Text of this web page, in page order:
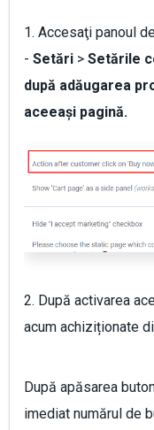
1. Accesaţi panoul
- Setări > Setările
după adăugarea
aceeași pagină.
2. După activarea
acum achiziționate
După apăsarea
imediat numărul de